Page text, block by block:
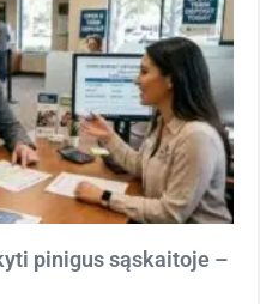
pinigus sąskaitoje –